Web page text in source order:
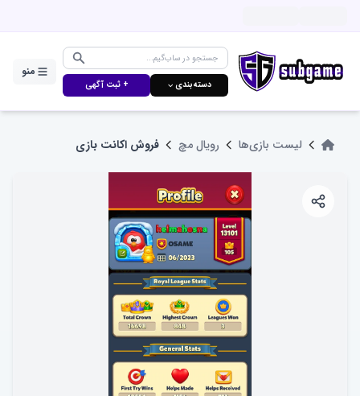
دسته‌بندی ⌵ + ثبت آگهی
منو
لیست بازی‌ها رویال مچ فروش اکانت بازی